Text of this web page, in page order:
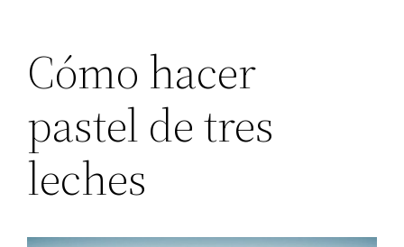
Cómo hacer
pastel de tres
leches